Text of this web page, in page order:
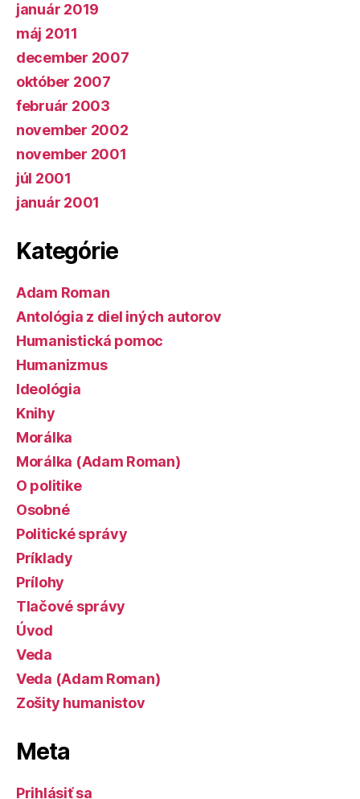
január 2019
máj 2011
december 2007
október 2007
február 2003
november 2002
november 2001
júl 2001
január 2001
Kategórie
Adam Roman
Antológia z diel iných autorov
Humanistická pomoc
Humanizmus
Ideológia
Knihy
Morálka
Morálka (Adam Roman)
O politike
Osobné
Politické správy
Príklady
Prílohy
Tlačové správy
Úvod
Veda
Veda (Adam Roman)
Zošity humanistov
Meta
Prihlásiť sa